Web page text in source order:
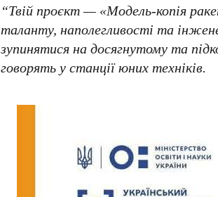
“Твій проєкт — «Модель-копія
таланту, наполегливості та
зупинятися на досягнутому та
говорять у станції юних техніків.